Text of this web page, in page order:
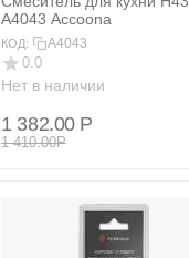
A4043 Accoona
КОД: A4043
0.0
Нет в наличии
1 382.00 Р
1 410.00Р